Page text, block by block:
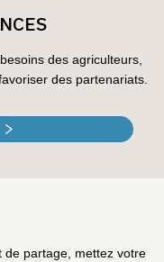
des agriculteurs,
des partenariats.
de partage, mettez votre